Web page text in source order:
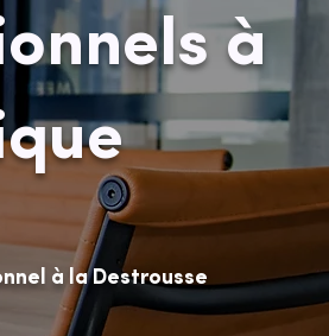
à
à la Destrousse